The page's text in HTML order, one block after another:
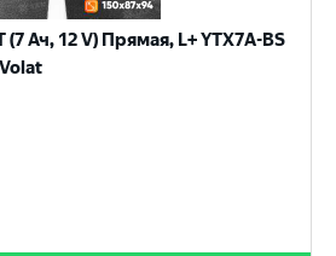
Ач, 12 V) Прямая, L+ YTX7A-BS